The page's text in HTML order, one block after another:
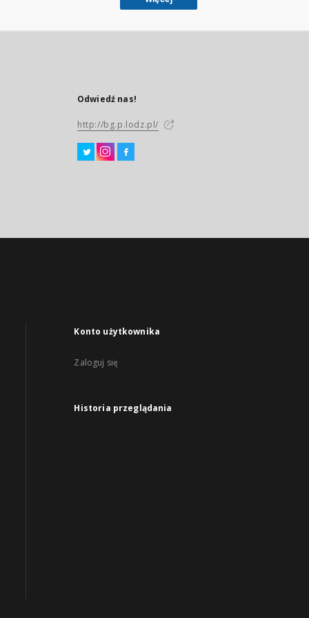
Odwiedź nas!
http://bg.p.lodz.pl/
Konto użytkownika
Zaloguj się
Historia przeglądania